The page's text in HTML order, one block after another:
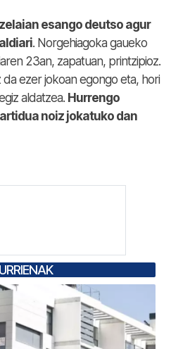
esango deutso agur
. Norgehiagoka gaueko
23an, zapatuan, printzipioz.
ezer jokoan egongo eta, hori
aldatzea. Hurrengo
noiz jokatuko dan